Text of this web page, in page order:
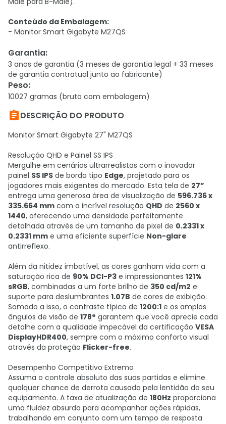
Conteúdo da Embalagem:
- Monitor Smart Gigabyte M27QS
Garantia:
3 anos de garantia (3 meses de garantia legal + 33 meses
de garantia contratual junto ao fabricante)
Peso:
10027 gramas (bruto com embalagem)
DESCRIÇÃO DO PRODUTO
Monitor Smart Gigabyte 27" M27QS
Resolução QHD e Painel SS IPS
Mergulhe em cenários ultrarrealistas com o inovador
painel SS IPS de borda tipo Edge, projetado para os
jogadores mais exigentes do mercado. Esta tela de 27”
entrega uma generosa área de visualização de 596.736 x
335.664 mm com a incrível resolução QHD de 2560 x
1440, oferecendo uma densidade perfeitamente
detalhada através de um tamanho de pixel de 0.2331 x
0.2331 mm e uma eficiente superfície Non-glare
antirreflexo.
Além da nitidez imbatível, as cores ganham vida com a
saturação rica de 90% DCI-P3 e impressionantes 121%
sRGB, combinadas a um forte brilho de 350 cd/m2 e
suporte para deslumbrantes 1.07B de cores de exibição.
Somado a isso, o contraste típico de 1200:1 e os amplos
ângulos de visão de 178° garantem que você aprecie cada
detalhe com a qualidade impecável da certificação VESA
DisplayHDR400, sempre com o máximo conforto visual
através da proteção Flicker-free.
Desempenho Competitivo Extremo
Assuma o controle absoluto das suas partidas e elimine
qualquer chance de derrota causada pela lentidão do seu
equipamento. A taxa de atualização de 180Hz proporciona
uma fluidez absurda para acompanhar ações rápidas,
trabalhando em conjunto com um tempo de resposta